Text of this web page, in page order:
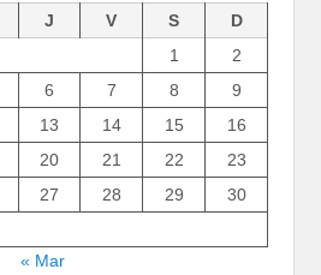
J V S
D
1
2
6 7 8
9
13 14 15
16
20 21 22
23
27 28 29
30
« Mar